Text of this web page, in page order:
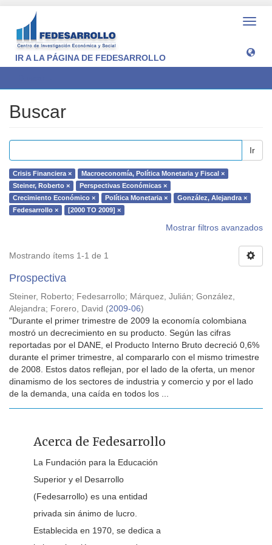
IR A LA PÁGINA DE FEDESARROLLO
Buscar
Ir
Crisis Financiera ×
Macroeconomía, Política Monetaria y Fiscal ×
Steiner, Roberto ×
Perspectivas Económicas ×
Crecimiento Económico ×
Política Monetaria ×
González, Alejandra ×
Fedesarrollo ×
[2000 TO 2009] ×
Mostrar filtros avanzados
Mostrando ítems 1-1 de 1
Prospectiva
Steiner, Roberto; Fedesarrollo; Márquez, Julián; González,
Alejandra; Forero, David (2009-06)
"Durante el primer trimestre de 2009 la economía colombiana
mostró un decrecimiento en su producto. Según las cifras
reportadas por el DANE, el Producto Interno Bruto decreció 0,6%
durante el primer trimestre, al compararlo con el mismo trimestre
de 2008. Estos datos reflejan, por el lado de la oferta, un menor
dinamismo de los sectores de industria y comercio y por el lado
de la demanda, una caída en todos los ...
Acerca de Fedesarrollo
La Fundación para la Educación
Superior y el Desarrollo
(Fedesarrollo) es una entidad
privada sin ánimo de lucro.
Establecida en 1970, se dedica a